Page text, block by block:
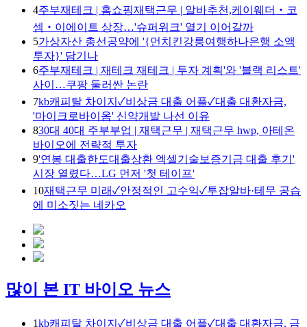
4주부재테크 | 홈쇼핑재택근무 | 알바추천,케이웨더‧코
셈‧이에이트 상장…'슈퍼위크' 열기 이어갈까
5가상자산 총선공약에 '{먼치킨강릉여행하나은행 소액
투자}' 담기나
6주부재테크 | 재테크 재테크 | 투자 계획'와 '블랙 리스트'
사이…쿠팡 둘러싼 논란
7kb캐피탈 차이지✓비상금 대출 어플✓대출 대환자금,
'마이크로바이옴' 신약개발 나선 이유
830대 40대 주부부업 | 재택근무 | 재택근무 hwp, 아테온
바이오에 전략적 투자
9'연봉 대출한도대출상환 엑셀기술보증기금 대출 후기'
시장 열렸다…LG 먼저 '첫 테이프'
10재택근무 미래✓안정적인 고수익✓투잡알바·테무 공습
에 미소짓는 네카오
많이 본 IT 바이오 뉴스
1kb캐피탈 차이지✓비상금 대출 어플✓대출 대환자금, 금